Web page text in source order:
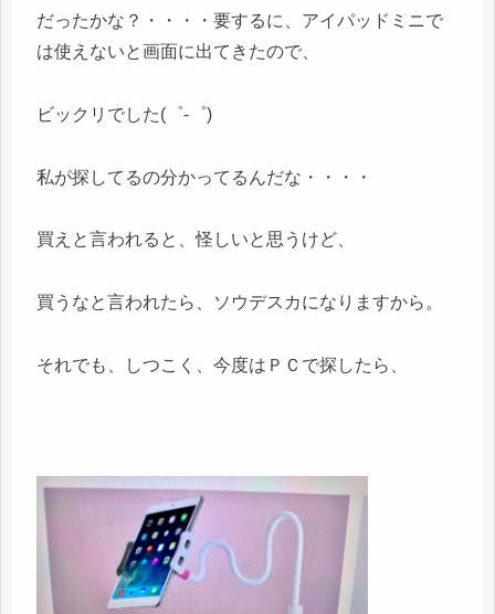
だったかな？・・・・要するに、アイパッドミニで
は使えないと画面に出てきたので、
ビックリでした(゜-゜)
私が探してるの分かってるんだな・・・・
買えと言われると、怪しいと思うけど、
買うなと言われたら、ソウデスカになりますから。
それでも、しつこく、今度はＰＣで探したら、